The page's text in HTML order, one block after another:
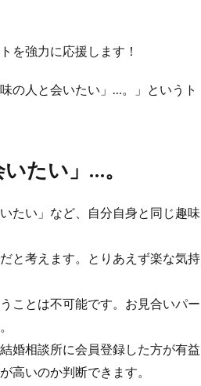
を強力に応援します！
の人と会いたい」…。」というト
たい」…。
たい」など、自分自身と同じ趣味
と考えます。とりあえず楽な気持
ことは不可能です。お見合いパー
婚相談所に会員登録した方が有益
高いのか判断できます。